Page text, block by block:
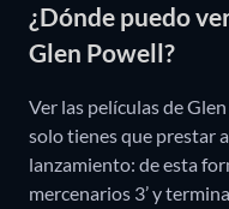
¿Dónde puedo
Glen Powell?
Ver las películas de
solo tienes que prestar
lanzamiento: de esta
mercenarios 3’ y